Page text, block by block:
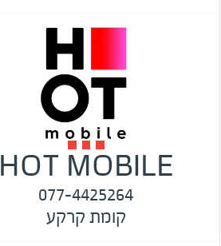
HOT MOBILE
077-4425264
קומת קרקע